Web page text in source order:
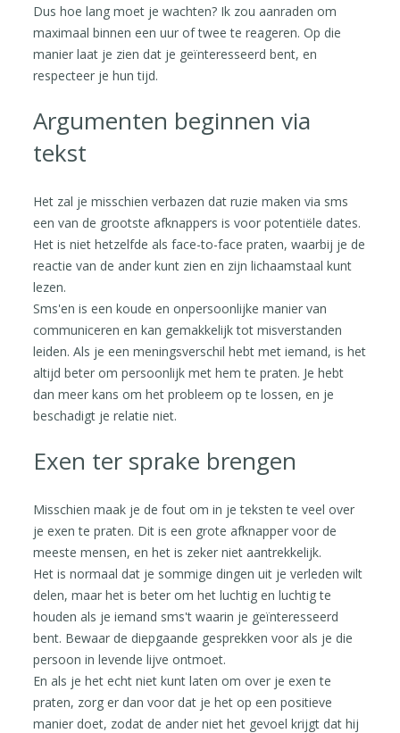
Dus hoe lang moet je wachten? Ik zou aanraden om
maximaal binnen een uur of twee te reageren. Op die
manier laat je zien dat je geïnteresseerd bent, en
respecteer je hun tijd.
Argumenten beginnen via
tekst
Het zal je misschien verbazen dat ruzie maken via sms
een van de grootste afknappers is voor potentiële dates.
Het is niet hetzelfde als face-to-face praten, waarbij je de
reactie van de ander kunt zien en zijn lichaamstaal kunt
lezen.
Sms'en is een koude en onpersoonlijke manier van
communiceren en kan gemakkelijk tot misverstanden
leiden. Als je een meningsverschil hebt met iemand, is het
altijd beter om persoonlijk met hem te praten. Je hebt
dan meer kans om het probleem op te lossen, en je
beschadigt je relatie niet.
Exen ter sprake brengen
Misschien maak je de fout om in je teksten te veel over
je exen te praten. Dit is een grote afknapper voor de
meeste mensen, en het is zeker niet aantrekkelijk.
Het is normaal dat je sommige dingen uit je verleden wilt
delen, maar het is beter om het luchtig en luchtig te
houden als je iemand sms't waarin je geïnteresseerd
bent. Bewaar de diepgaande gesprekken voor als je die
persoon in levende lijve ontmoet.
En als je het echt niet kunt laten om over je exen te
praten, zorg er dan voor dat je het op een positieve
manier doet, zodat de ander niet het gevoel krijgt dat hij